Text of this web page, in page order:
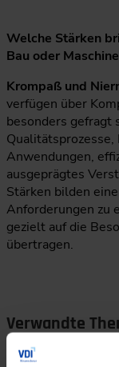
Welche Stärken
Bau oder
Krompaß und
verfügen über
besonders gefragt
Anwendungen,
ausgeprägtes
Stärken bilden
Anforderungen zu
gezielt auf die
übertragen.
Verwandte